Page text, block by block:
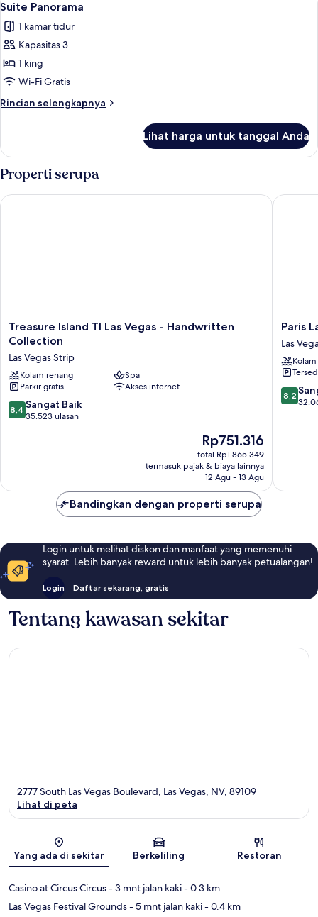
Lis
Penthouse
semua
foto
untuk
Suite
Panorama
6
Suite Panorama
1 kamar tidur
Kapasitas 3
1 king
Wi-Fi Gratis
Rincian selengkapnya
Rincian
Suite
Lihat harga untuk tanggal Anda
Properti serupa
Treasure
Island
Las
Vegas
-
Handwritten
Collection
Treasure Island TI Las Vegas - Handwritten
Collection
Las Vegas Strip
Kolam renang
Spa
Parkir gratis
Akses internet
8.4
dari
8,4 Sangat Baik
35.523 ulasan
Harga
sekarang
Rp751.316
Rp751.316
total Rp1.865.349
termasuk pajak & biaya lainnya
12 Agu - 13 Agu
Treasure Island TI Las Vegas - Handwritten Collection
Paris
Las
Vegas
Resort
&
Casino
Las
Paris
Las
8.2
dari
8,2
Paris
Bandingkan dengan properti serupa
Login untuk melihat diskon dan manfaat yang memenuhi
syarat. Lebih banyak reward untuk lebih banyak petualangan!
Login Daftar sekarang, gratis
Tentang kawasan sekitar
Peta
2777 South Las Vegas Boulevard, Las Vegas, NV, 89109
Lihat di peta
Yang ada di sekitar Berkeliling Restoran
Casino at Circus Circus- 3 mnt jalan kaki- 0.3 km
Las Vegas Festival Grounds- 5 mnt jalan kaki- 0.4 km